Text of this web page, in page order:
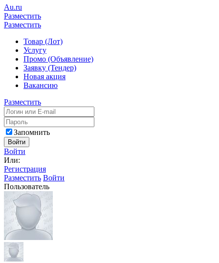
Au.ru
Разместить
Разместить
Товар (Лот)
Услугу
Промо (Объявление)
Заявку (Тендер)
Новая акция
Вакансию
Разместить
Запомнить
Войти
Войти
Или:
Регистрация
Разместить Войти
Пользователь